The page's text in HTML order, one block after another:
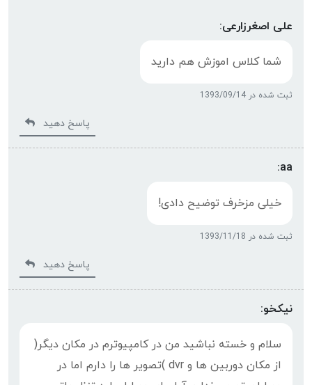
علی اصغرزارعی:
شما کلاس اموزش هم دارید
ثبت شده در 1393/09/14
پاسخ دهید
aa:
خیلی مزخرف توضیح دادی!
ثبت شده در 1393/11/18
پاسخ دهید
نیکخو:
سلام و خسته نباشید من در کامپیوترم در مکان دیگر(
از مکان دوربین ها و dvr )تصویر ها را دارم اما در